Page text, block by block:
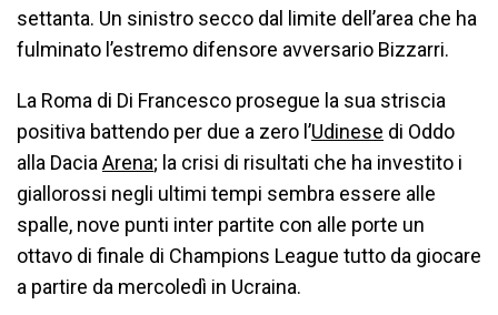
settanta. Un sinistro secco dal limite dell’area che ha
fulminato l’estremo difensore avversario Bizzarri.
La Roma di Di Francesco prosegue la sua striscia
positiva battendo per due a zero l’Udinese di Oddo
alla Dacia Arena; la crisi di risultati che ha investito i
giallorossi negli ultimi tempi sembra essere alle
spalle, nove punti inter partite con alle porte un
ottavo di finale di Champions League tutto da giocare
a partire da mercoledì in Ucraina.